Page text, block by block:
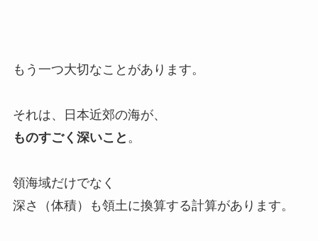
もう一つ大切なことがあります。
それは、日本近郊の海が、
ものすごく深いこと 。
領海域だけでなく
深さ（体積）も領土に換算する計算があります。